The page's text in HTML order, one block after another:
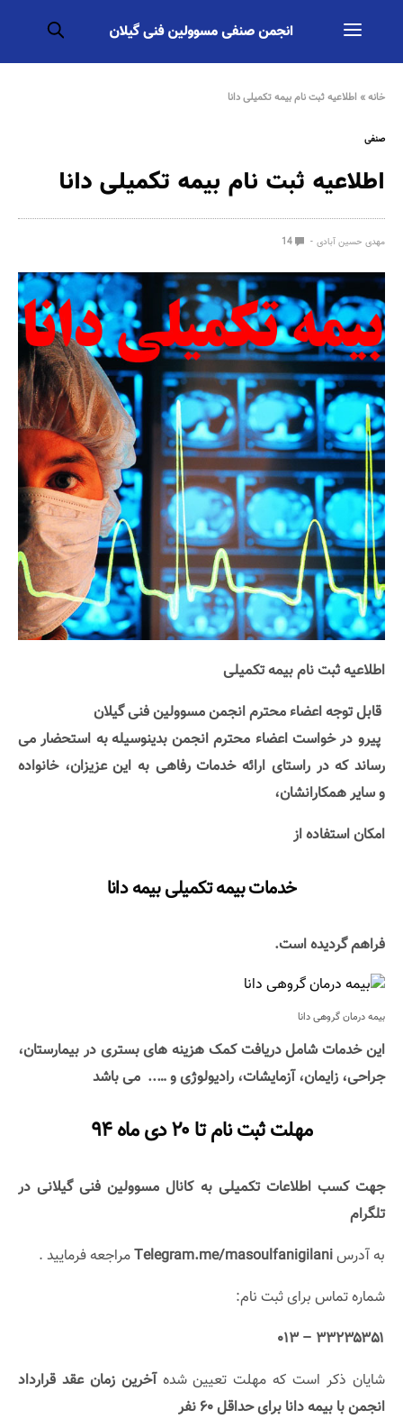
خانه» اطلاعیه ثبت نام بیمه تکمیلی دانا
صنفی
اطلاعیه ثبت نام بیمه تکمیلی دانا
مهدی حسین آبادی
اطلاعیه ثبت نام بیمه تکمیلی
قابل توجه اعضاء محترم انجمن مسوولین فنی گیلان
پیرو در خواست اعضاء محترم انجمنبدینوسیله به استحضار می
رساندکه در راستای ارائه خدمات رفاهی به این عزیزان،خانواده
وسایر همکارانشان،
امکان استفاده از
خدمات بیمه تکمیلی بیمه دانا
فراهم گردیده است.
بیمه درمان گروهی دانا
این خدمات شامل دریافت کمک هزینه های بستری در بیمارستان،
جراحی، زایمان، آزمایشات، رادیولوژی و ….. می باشد
مهلت ثبت نام تا ۲۰ دی ماه ۹۴
جهت کسب اطلاعات تکمیلی به کانال مسوولین فنی گیلانی در
تلگرام
به آدرسTelegram.me/masoulfanigilaniمراجعه فرمایید .
شماره تماس برای ثبت نام:
۳۳۲۳۵۳۵۱ – ۰۱۳
شایان ذکر است که مهلت تعیین شدهآخرین زمان عقد قرارداد
انجمن با بیمه دانا برای حداقل ۶۰ نفر